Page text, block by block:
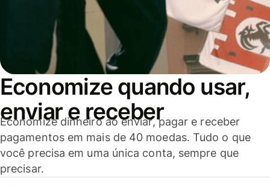
Economize quando usar,
enviar e receber
Economize dinheiro ao enviar, pagar e receber
pagamentos em mais de 40 moedas. Tudo o que
você precisa em uma única conta, sempre que
precisar.